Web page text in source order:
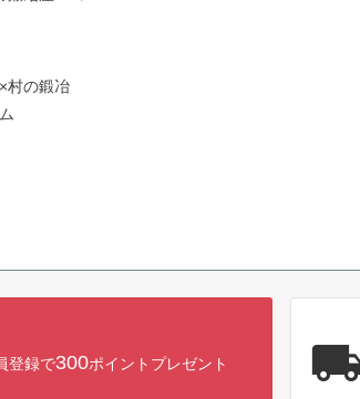
村の鍛冶
登録で300ポイントプレゼント